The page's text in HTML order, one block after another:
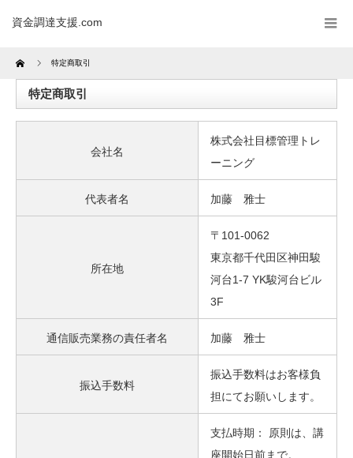
資金調達支援.com
Home 特定商取引
特定商取引
会社名
株式会社目標管理トレ
ーニング
代表者名 加藤 雅士
所在地
〒101-0062
東京都千代田区神田駿
河台1-7 YK駿河台ビル
3F
通信販売業務の責任者名 加藤 雅士
振込手数料
振込手数料はお客様負
担にてお願いします。
支払時期： 原則は、講
座開始日前まで。